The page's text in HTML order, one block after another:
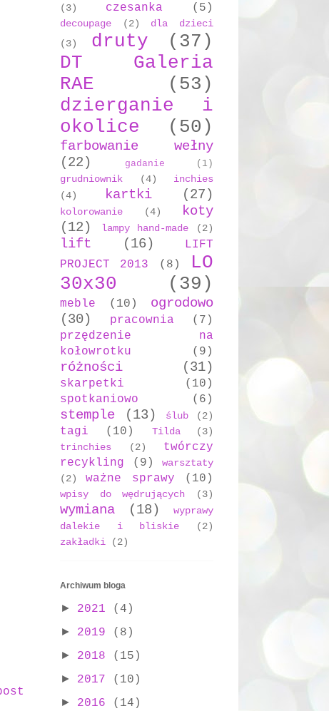
(3)
czesanka (5)
decoupage (2)
dla dzieci
(3)
druty
(37)
DT Galeria
RAE
(53)
dzierganie i
okolice
(50)
farbowanie wełny
(22)
gadanie (1)
grudniownik (4)
inchies
(4)
kartki (27)
kolorowanie (4)
koty
(12)
lampy hand-made (2)
lift (16)
LIFT
PROJECT 2013
(8)
LO
30x30
(39)
meble (10)
ogrodowo
(30)
pracownia
(7)
przędzenie na
kołowrotku
(9)
różności (31)
skarpetki
(10)
spotkaniowo
(6)
stemple (13) ślub (2)
tagi (10) Tilda
(3)
trinchies
(2)
twórczy
recykling
(9)
warsztaty
(2)
ważne sprawy (10)
wpisy do wędrujących (3)
wymiana (18)
wyprawy
dalekie i bliskie
(2)
zakładki
(2)
Archiwum bloga
► 2021 (4)
► 2019 (8)
► 2018 (15)
► 2017 (10)
► 2016 (14)